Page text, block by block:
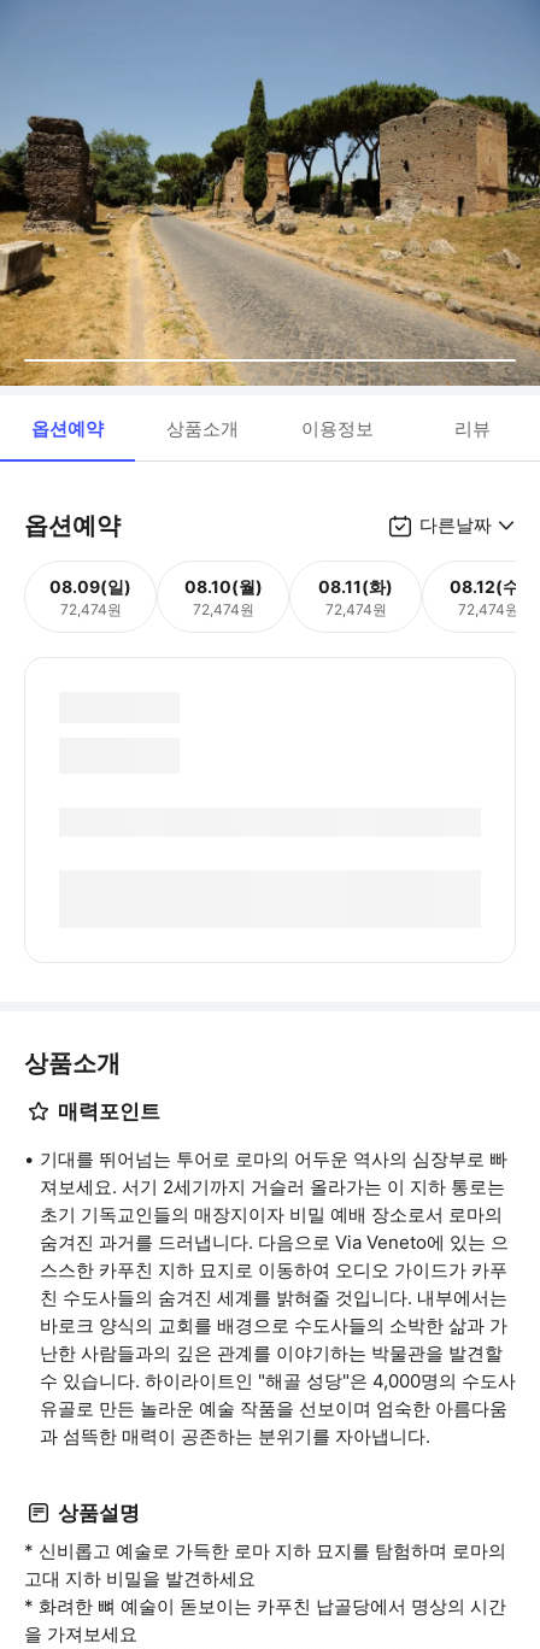
옵션예약 상품소개 이용정보 리뷰
옵션예약 다른날짜
08.09(일)
72,474원
08.10(월)
72,474원
08.11(화)
72,474원
08.12(수)
72,474원
상품소개
매력포인트
기대를 뛰어넘는 투어로 로마의 어두운 역사의 심장부로 빠
져보세요. 서기 2세기까지 거슬러 올라가는 이 지하 통로는
초기 기독교인들의 매장지이자 비밀 예배 장소로서 로마의
숨겨진 과거를 드러냅니다. 다음으로 Via Veneto에 있는 으
스스한 카푸친 지하 묘지로 이동하여 오디오 가이드가 카푸
친 수도사들의 숨겨진 세계를 밝혀줄 것입니다. 내부에서는
바로크 양식의 교회를 배경으로 수도사들의 소박한 삶과 가
난한 사람들과의 깊은 관계를 이야기하는 박물관을 발견할
수 있습니다. 하이라이트인 "해골 성당"은 4,000명의 수도사
유골로 만든 놀라운 예술 작품을 선보이며 엄숙한 아름다움
과 섬뜩한 매력이 공존하는 분위기를 자아냅니다.
상품설명
* 신비롭고 예술로 가득한 로마 지하 묘지를 탐험하며 로마의
고대 지하 비밀을 발견하세요
* 화려한 뼈 예술이 돋보이는 카푸친 납골당에서 명상의 시간
을 가져보세요